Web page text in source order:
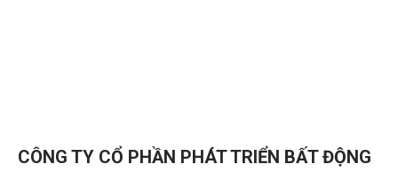
CÔNG TY CỔ PHẦN PHÁT TRIỂN BẤT ĐỘNG